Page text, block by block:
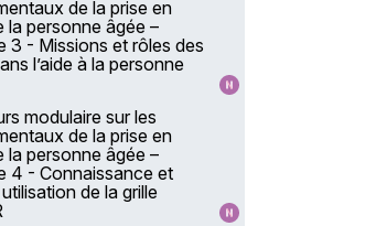
de la prise en
la personne âgée –
3 - Missions et rôles des
l’aide à la personne
modulaire sur les
de la prise en
la personne âgée –
4 - Connaissance et
de la grille